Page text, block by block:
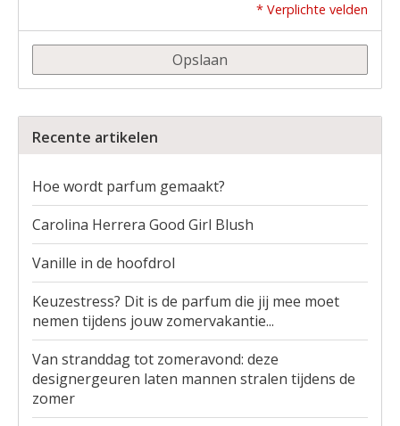
* Verplichte velden
Opslaan
Recente artikelen
Hoe wordt parfum gemaakt?
Carolina Herrera Good Girl Blush
Vanille in de hoofdrol
Keuzestress? Dit is de parfum die jij mee moet
nemen tijdens jouw zomervakantie...
Van stranddag tot zomeravond: deze
designergeuren laten mannen stralen tijdens de
zomer